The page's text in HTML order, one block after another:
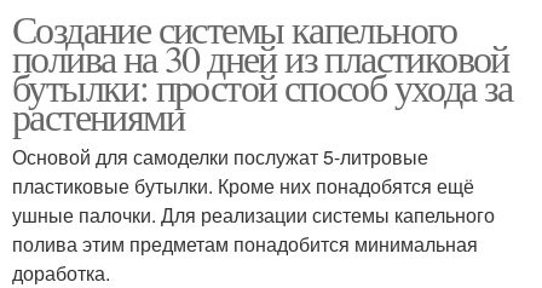
Создание системы капельного
полива на 30 дней из пластиковой
бутылки: простой способ ухода за
растениями
Основой для самоделки послужат 5-литровые
пластиковые бутылки. Кроме них понадобятся ещё
ушные палочки. Для реализации системы капельного
полива этим предметам понадобится минимальная
доработка.